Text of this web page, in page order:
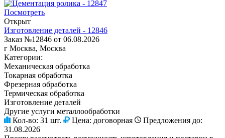
Посмотреть
Открыт
Изготовление деталей - 12846
Заказ №12846 от 06.08.2026
г Москва, Москва
Категории:
Механическая обработка
Токарная обработка
Фрезерная обработка
Термическая обработка
Изготовление деталей
Другие услуги металлообработки
Кол-во: 31 шт. Цена: договорная
Предложения до:
31.08.2026